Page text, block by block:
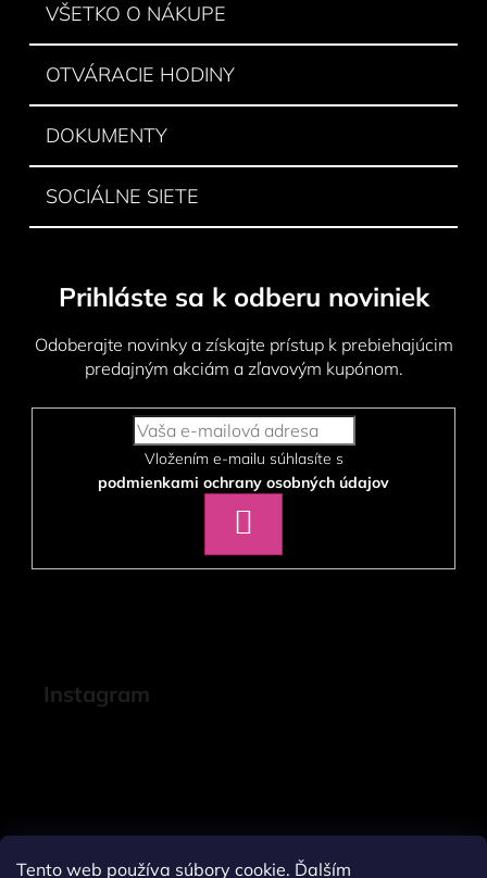
Tento web používa súbory cookie. Ďalším
VŠETKO O NÁKUPE
OTVÁRACIE HODINY
DOKUMENTY
SOCIÁLNE SIETE
Prihláste sa k odberu noviniek
Odoberajte novinky a získajte prístup k prebiehajúcim
predajným akciám a zľavovým kupónom.
podmienkami ochrany osobných údajov
SA
Instagram